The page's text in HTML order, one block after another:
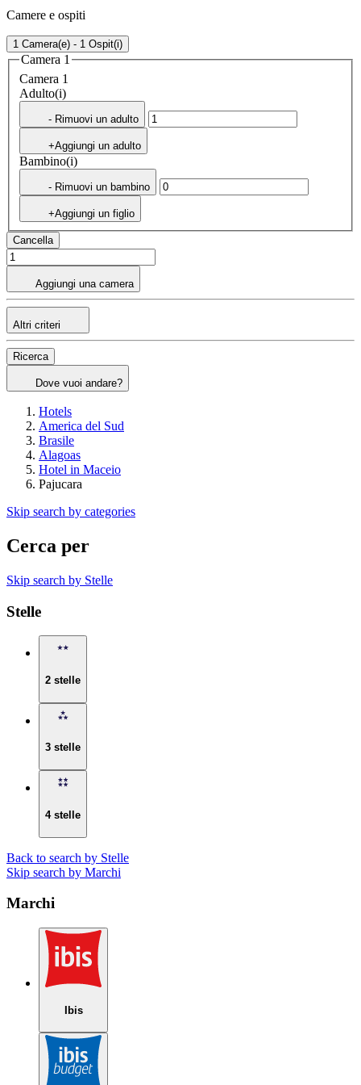
Camere e ospiti
1 Camera(e) - 1 Ospit(i)
Camera 1
Camera 1
Adulto(i)
- Rimuovi un adulto
+Aggiungi un adulto
Bambino(i)
- Rimuovi un bambino
+Aggiungi un figlio
Cancella
Aggiungi una camera
Altri criteri
Ricerca
Dove vuoi andare?
Hotels
America del Sud
Brasile
Alagoas
Hotel in Maceio
Pajucara
Skip search by categories
Cerca per
Skip search by Stelle
Stelle
2 stelle
3 stelle
4 stelle
Back to search by Stelle
Skip search by Marchi
Marchi
Ibis